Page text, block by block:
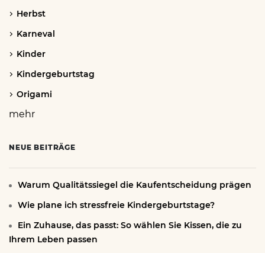
Herbst
Karneval
Kinder
Kindergeburtstag
Origami
mehr
NEUE BEITRÄGE
Warum Qualitätssiegel die Kaufentscheidung prägen
Wie plane ich stressfreie Kindergeburtstage?
Ein Zuhause, das passt: So wählen Sie Kissen, die zu
Ihrem Leben passen